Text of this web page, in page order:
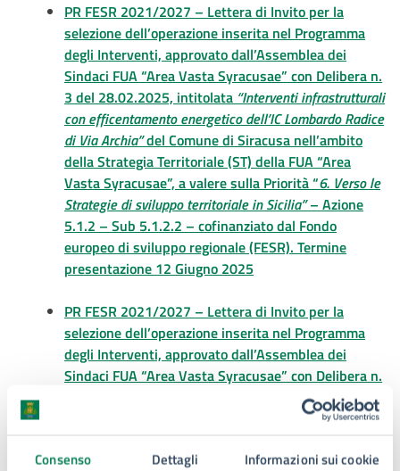
Consenso Dettagli Informazioni sui cookie
PR FESR 2021/2027 – Lettera di Invito per la
selezione dell’operazione inserita nel Programma
degli Interventi, approvato dall’Assemblea dei
Sindaci FUA “Area Vasta Syracusae” con Delibera n.
3 del 28.02.2025, intitolata “Interventi infrastrutturali
con efficentamento energetico dell’IC Lombardo Radice
di Via Archia”del Comune di Siracusa nell’ambito
della Strategia Territoriale (ST) della FUA “Area
Vasta Syracusae”, a valere sulla Priorità “6. Verso le
Strategie di sviluppo territoriale in Sicilia”– Azione
5.1.2 – Sub 5.1.2.2 – cofinanziato dal Fondo
europeo di sviluppo regionale (FESR). Termine
presentazione 12 Giugno 2025
PR FESR 2021/2027 – Lettera di Invito per la
selezione dell’operazione inserita nel Programma
degli Interventi, approvato dall’Assemblea dei
Sindaci FUA “Area Vasta Syracusae” con Delibera n.
“Interventi per potenziare
e migliorare gli ambienti scolastici e formativi Istituto
Siracusa nell’ambito della Strategia Territoriale (ST)